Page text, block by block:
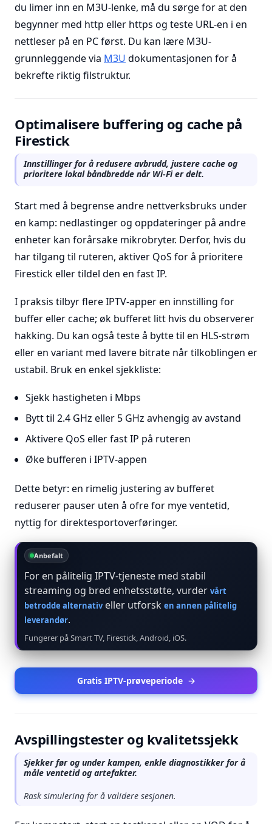
du limer inn en M3U-lenke, må du sørge for at den
begynner med http eller https og teste URL-en i en
nettleser på en PC først. Du kan lære M3U-
grunnleggende via M3U dokumentasjonen for å
bekrefte riktig filstruktur.
Optimalisere buffering og cache på
Firestick
Innstillinger for å redusere avbrudd, justere cache og
prioritere lokal båndbredde når Wi-Fi er delt.
Start med å begrense andre nettverksbruks under
en kamp: nedlastinger og oppdateringer på andre
enheter kan forårsake mikrobryter. Derfor, hvis du
har tilgang til ruteren, aktiver QoS for å prioritere
Firestick eller tildel den en fast IP.
I praksis tilbyr flere IPTV-apper en innstilling for
buffer eller cache; øk bufferet litt hvis du observerer
hakking. Du kan også teste å bytte til en HLS-strøm
eller en variant med lavere bitrate når tilkoblingen er
ustabil. Bruk en enkel sjekkliste:
Sjekk hastigheten i Mbps
Bytt til 2.4 GHz eller 5 GHz avhengig av avstand
Aktivere QoS eller fast IP på ruteren
Øke bufferen i IPTV-appen
Dette betyr: en rimelig justering av bufferet
reduserer pauser uten å ofre for mye ventetid,
nyttig for direktesportoverføringer.
Anbefalt
For en pålitelig IPTV-tjeneste med stabil
streaming og bred enhetsstøtte, vurder vårt
betrodde alternativeller utforsk en annen pålitelig
leverandør.
Fungerer på Smart TV, Firestick, Android, iOS.
Gratis IPTV-prøveperiode →
Avspillingstester og kvalitetssjekk
Sjekker før og under kampen, enkle diagnostikker for å
måle ventetid og artefakter.
Rask simulering for å validere sesjonen.